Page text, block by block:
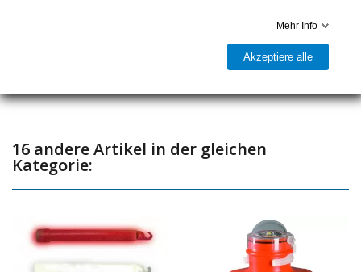
16 andere Artikel in der gleichen
Kategorie:
Mehr Info
Akzeptiere alle